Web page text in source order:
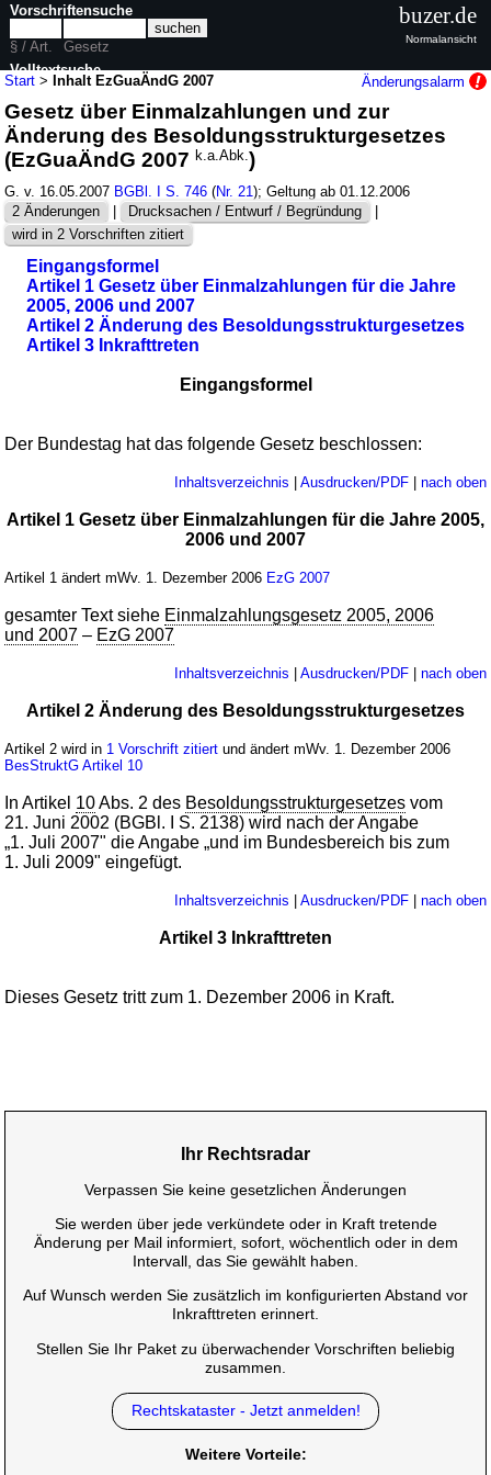
Start >Inhalt EzGuaÄndG 2007 Änderungsalarm
Gesetz über Einmalzahlungen und zur
Änderung des Besoldungsstrukturgesetzes
(EzGuaÄndG 2007k.a.Abk.)
G. v. 16.05.2007 BGBl. I S. 746 (Nr. 21); Geltung ab 01.12.2006
2 Änderungen
| Drucksachen / Entwurf / Begründung
|
wird in 2 Vorschriften zitiert
Eingangsformel
Artikel 1 Gesetz über Einmalzahlungen für die Jahre
2005, 2006 und 2007
Artikel 2 Änderung des Besoldungsstrukturgesetzes
Artikel 3 Inkrafttreten
Eingangsformel
Der Bundestag hat das folgende Gesetz beschlossen:
Inhaltsverzeichnis | Ausdrucken/PDF| nach oben
Artikel 1 Gesetz über Einmalzahlungen für die Jahre 2005,
2006 und 2007
Artikel 1 ändert mWv. 1. Dezember 2006 EzG 2007
gesamter Text siehe Einmalzahlungsgesetz 2005, 2006
und 2007 – EzG 2007
Inhaltsverzeichnis | Ausdrucken/PDF| nach oben
Artikel 2 Änderung des Besoldungsstrukturgesetzes
Artikel 2 wird in 1 Vorschrift zitiert und ändert mWv. 1. Dezember 2006
BesStruktG Artikel 10
In Artikel 10Abs. 2 des Besoldungsstrukturgesetzes vom
21. Juni 2002 (BGBl. I S. 2138) wird nach der Angabe
„1. Juli 2007" die Angabe „und im Bundesbereich bis zum
1. Juli 2009" eingefügt.
Inhaltsverzeichnis | Ausdrucken/PDF| nach oben
Artikel 3 Inkrafttreten
Dieses Gesetz tritt zum 1. Dezember 2006 in Kraft.
Vorschriftensuche
§ / Art.
Gesetz
Volltextsuche
nur in EzGuaÄndG 2007
buzer.de
Normalansicht
Ihr Rechtsradar
Verpassen Sie keine gesetzlichen Änderungen
Sie werden über jede verkündete oder in Kraft tretende
Änderung per Mail informiert, sofort, wöchentlich oder in dem
Intervall, das Sie gewählt haben.
Auf Wunsch werden Sie zusätzlich im konfigurierten Abstand vor
Inkrafttreten erinnert.
Stellen Sie Ihr Paket zu überwachender Vorschriften beliebig
zusammen.
Rechtskataster - Jetzt anmelden!
Weitere Vorteile: